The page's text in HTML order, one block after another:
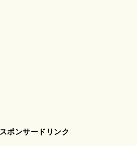
スポンサードリンク